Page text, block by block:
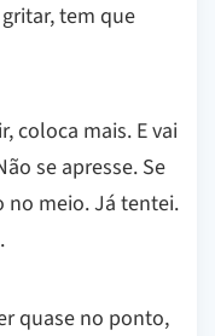
tem que
coloca mais. E vai
se apresse. Se
no meio. Já tentei.
quase no ponto,